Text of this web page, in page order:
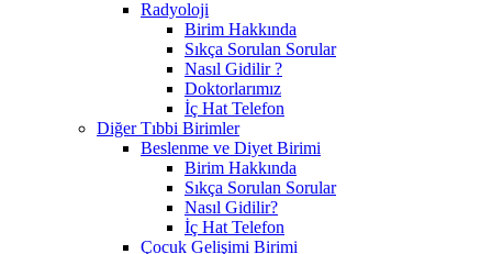
Radyoloji
Birim Hakkında
Sıkça Sorulan Sorular
Nasıl Gidilir ?
Doktorlarımız
İç Hat Telefon
Diğer Tıbbi Birimler
Beslenme ve Diyet Birimi
Birim Hakkında
Sıkça Sorulan Sorular
Nasıl Gidilir?
İç Hat Telefon
Çocuk Gelişimi Birimi